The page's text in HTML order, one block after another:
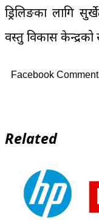
ड्रिलिङका लागि
वस्तु विकास केन्द्रको
Facebook
Related